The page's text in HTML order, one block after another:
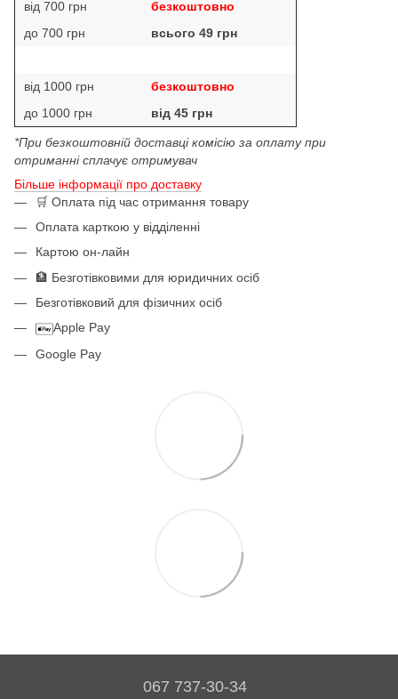
від 700 грн
безкоштовно
до 700 грн
всього 49 грн
від 1000 грн
безкоштовно
до 1000 грн
від 45 грн
*При безкоштовній доставці комісію за оплату при
отриманні сплачує отримувач
Більше інформації про доставку
🛒 Оплата під час отримання товару
Оплата карткою у відділенні
Картою он-лайн
🏦 Безготівковими для юридичних осіб
Безготівковий для фізичних осіб
Apple Pay
Google Pay
067 737-30-34